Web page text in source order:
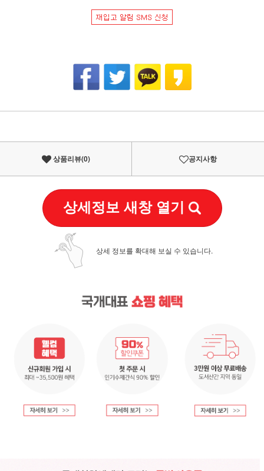
상품리뷰(0) 공지사항
상세정보 새창 열기
상세 정보를 확대해 보실 수 있습니다.